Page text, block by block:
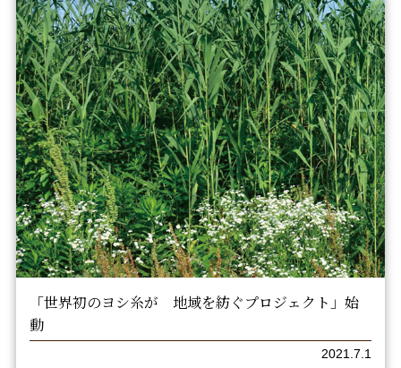
「世界初のヨシ糸が 地域を紡ぐプロジェクト」始
動
2021.7.1